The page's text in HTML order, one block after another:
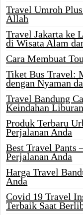
Travel Umroh
Allah
Travel Jakarta ke
di Wisata Alam
Cara Membuat
Tiket Bus Travel:
dengan Nyaman
Travel Bandung
Keindahan
Produk Terbaru
Perjalanan Anda
Best Travel Pants
Perjalanan Anda
Harga Travel
Anda
Covid 19 Travel
Terbaik Saat